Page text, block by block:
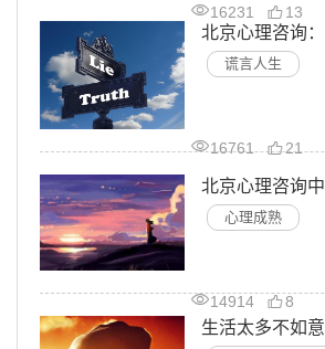
16231 13
谎言人生
16761 21
心理成熟
14914 8